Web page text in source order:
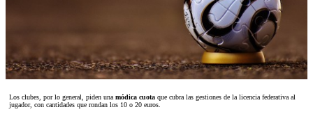
Los clubes, por lo general, piden una módica cuota que cubra las gestiones de la licencia federativa al
jugador, con cantidades que rondan los 10 o 20 euros.